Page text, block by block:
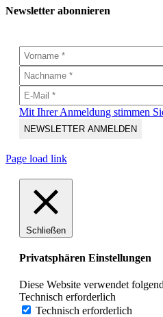
Newsletter abonnieren
Mit Ihrer Anmeldung stimmen
Page load link
Schließen
Privatsphären Einstellungen
Diese Website verwendet
Technisch erforderlich
Technisch erforderlich